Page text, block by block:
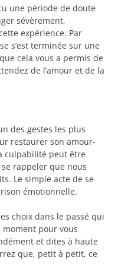
une période de doute
sévèrement,
expérience. Par
s’est terminée sur une
cela vous a permis de
de l’amour et de la
des gestes les plus
restaurer son amour-
culpabilité peut être
rappeler que nous
Le simple acte de se
émotionnelle.
choix dans le passé qui
moment pour vous
et dites à haute
que, petit à petit, ce